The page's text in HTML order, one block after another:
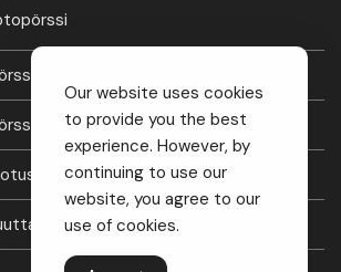
laskuri
lompakko
Our website uses cookies
to provide you the best
experience. However, by
continuing to use our
website, you agree to our
use of cookies.